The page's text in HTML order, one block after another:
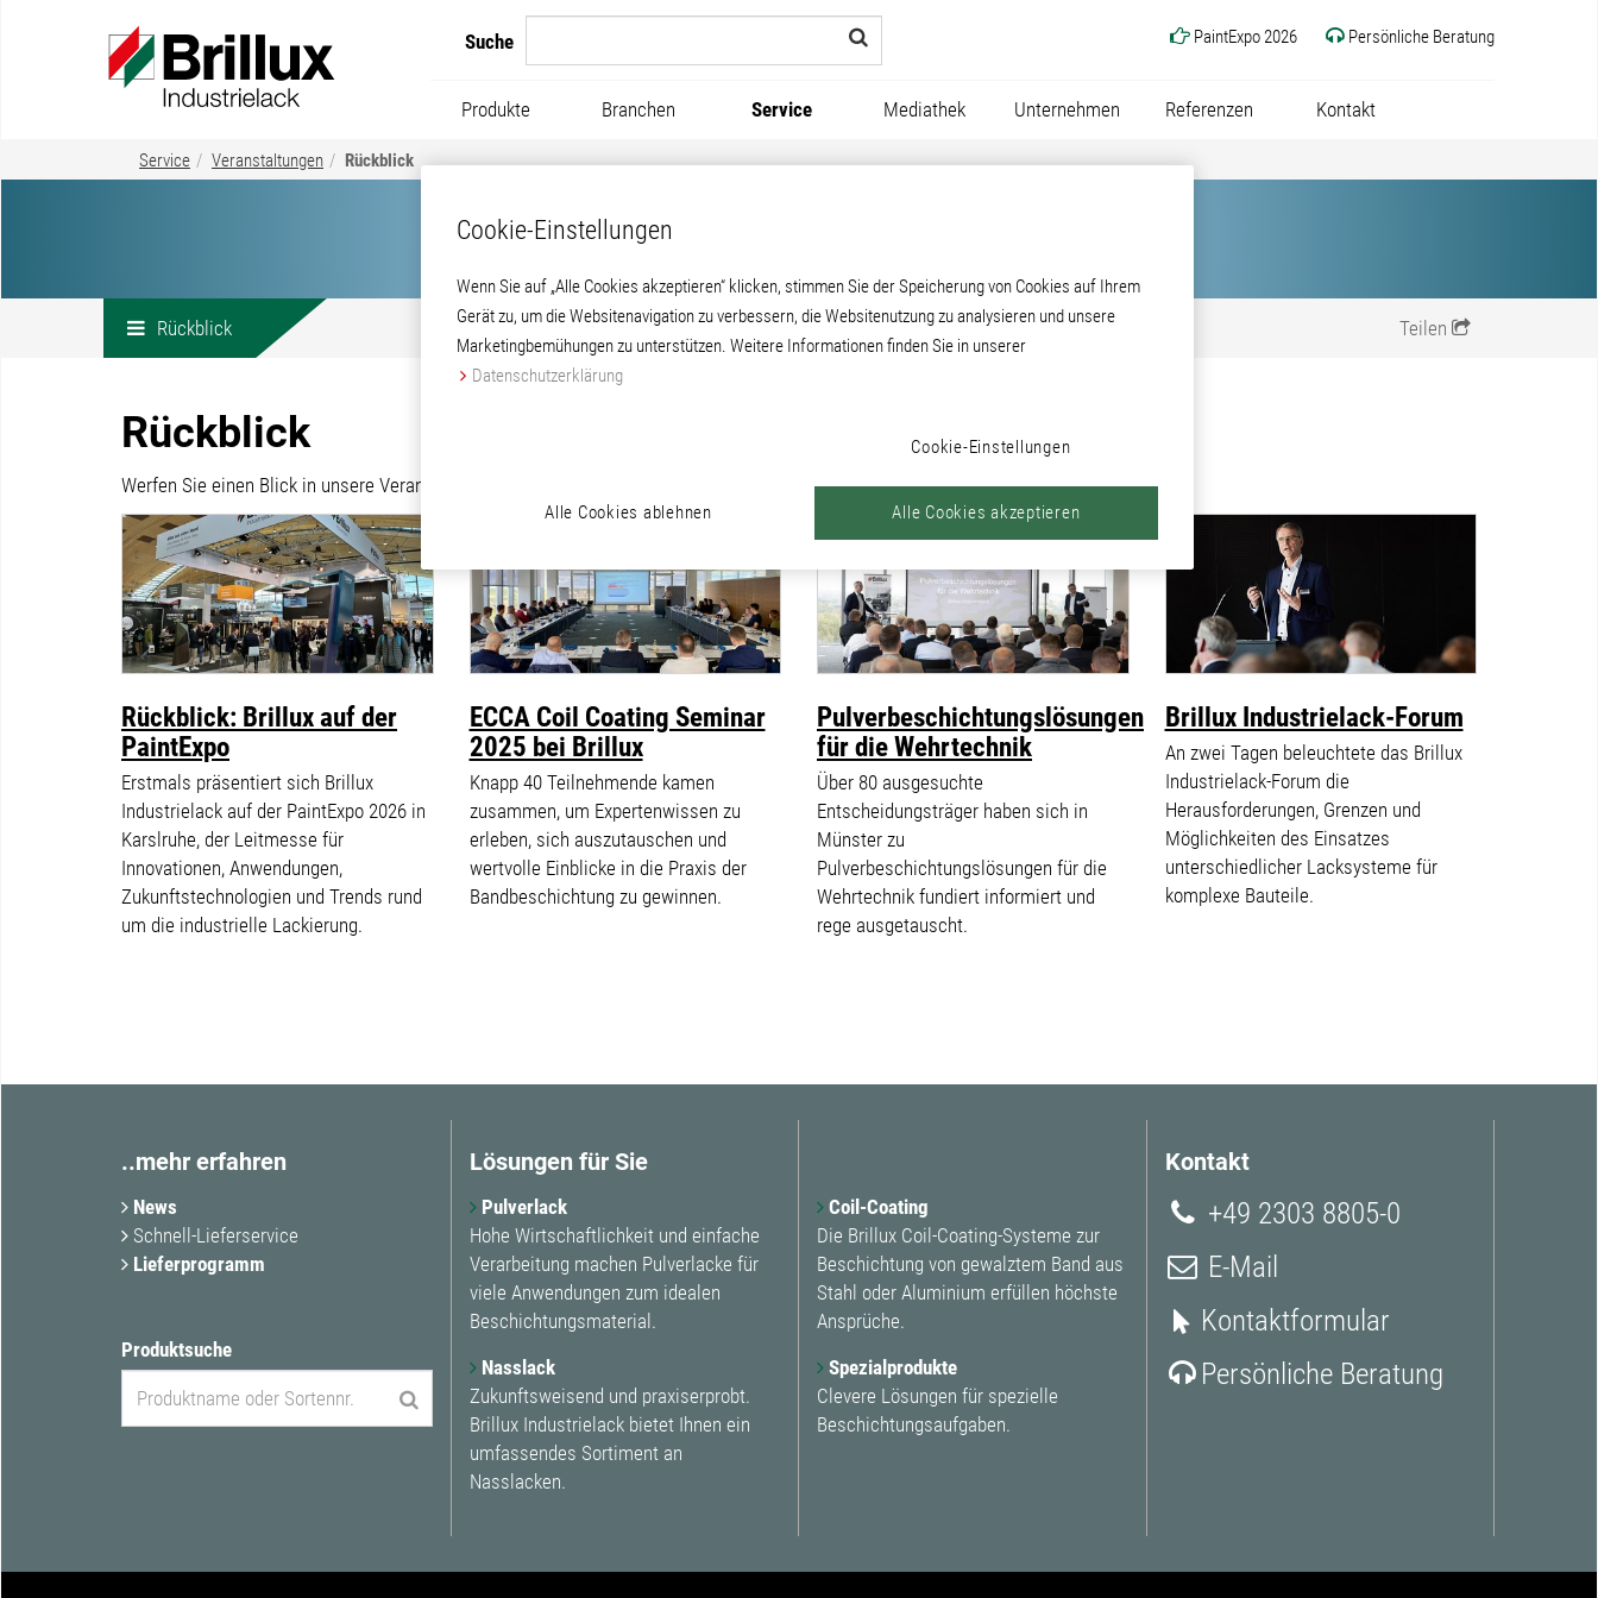
PaintExpo 2026 Persönliche Beratung
Suche
Produkte Branchen Service Mediathek Unternehmen Referenzen Kontakt
Service Veranstaltungen Rückblick
Teilen
Rückblick
Rückblick
Werfen Sie einen Blick in unsere Veranstaltungen.
Rückblick: Brillux auf der
PaintExpo
Erstmals präsentiert sich Brillux
Industrielack auf der PaintExpo 2026 in
Karslruhe, der Leitmesse für
Innovationen, Anwendungen,
Zukunftstechnologien und Trends rund
um die industrielle Lackierung.
ECCA Coil Coating Seminar
2025 bei Brillux
Knapp 40 Teilnehmende kamen
zusammen, um Expertenwissen zu
erleben, sich auszutauschen und
wertvolle Einblicke in die Praxis der
Bandbeschichtung zu gewinnen.
Pulverbeschichtungslösungen
für die Wehrtechnik
Über 80 ausgesuchte
Entscheidungsträger haben sich in
Münster zu
Pulverbeschichtungslösungen für die
Wehrtechnik fundiert informiert und
rege ausgetauscht.
Brillux Industrielack-Forum
An zwei Tagen beleuchtete das Brillux
Industrielack-Forum die
Herausforderungen, Grenzen und
Möglichkeiten des Einsatzes
unterschiedlicher Lacksysteme für
komplexe Bauteile.
..mehr erfahren
News
Schnell-Lieferservice
Lieferprogramm
Produktsuche
Lösungen für Sie
Pulverlack
Hohe Wirtschaftlichkeit und einfache
Verarbeitung machen Pulverlacke für
viele Anwendungen zum idealen
Beschichtungsmaterial.
Nasslack
Zukunftsweisend und praxiserprobt.
Brillux Industrielack bietet Ihnen ein
umfassendes Sortiment an
Nasslacken.
Coil-Coating
Die Brillux Coil-Coating-Systeme zur
Beschichtung von gewalztem Band aus
Stahl oder Aluminium erfüllen höchste
Ansprüche.
Spezialprodukte
Clevere Lösungen für spezielle
Beschichtungsaufgaben.
Kontakt
+49 2303 8805-0
E-Mail
Kontaktformular
Persönliche Beratung
Cookie-Einstellungen
Wenn Sie auf „Alle Cookies akzeptieren“ klicken, stimmen Sie der Speicherung von Cookies auf Ihrem
Gerät zu, um die Websitenavigation zu verbessern, die Websitenutzung zu analysieren und unsere
Marketingbemühungen zu unterstützen. Weitere Informationen finden Sie in unserer
Datenschutzerklärung
Cookie-Einstellungen
Alle Cookies ablehnen Alle Cookies akzeptieren